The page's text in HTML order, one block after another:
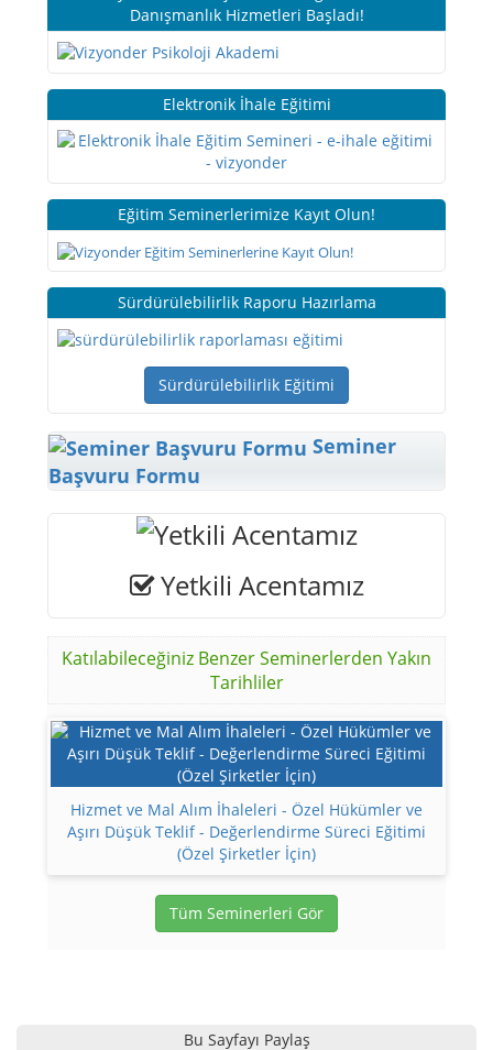
Danışmanlık Hizmetleri Başladı!
Elektronik İhale Eğitimi
Eğitim Seminerlerimize Kayıt Olun!
Sürdürülebilirlik Raporu Hazırlama
Sürdürülebilirlik Eğitimi
Seminer
Başvuru Formu
Yetkili Acentamız
Katılabileceğiniz Benzer Seminerlerden Yakın
Tarihliler
Hizmet ve Mal Alım İhaleleri - Özel Hükümler ve
Aşırı Düşük Teklif - Değerlendirme Süreci Eğitimi
(Özel Şirketler İçin)
Tüm Seminerleri Gör
Bu Sayfayı Paylaş